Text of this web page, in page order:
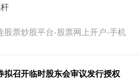
票炒股平台-股票网上开户-手机
拟召开临时股东会审议发行授权